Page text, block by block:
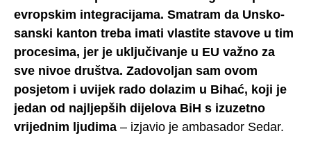
evropskim integracijama. Smatram da Unsko-
sanski kanton treba imati vlastite stavove u tim
procesima, jer je uključivanje u EU važno za
sve nivoe društva. Zadovoljan sam ovom
posjetom i uvijek rado dolazim u Bihać, koji je
jedan od najljepših dijelova BiH s izuzetno
vrijednim ljudima – izjavio je ambasador Sedar.